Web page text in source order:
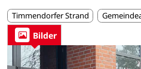
Timmendorfer Strand
Bilder